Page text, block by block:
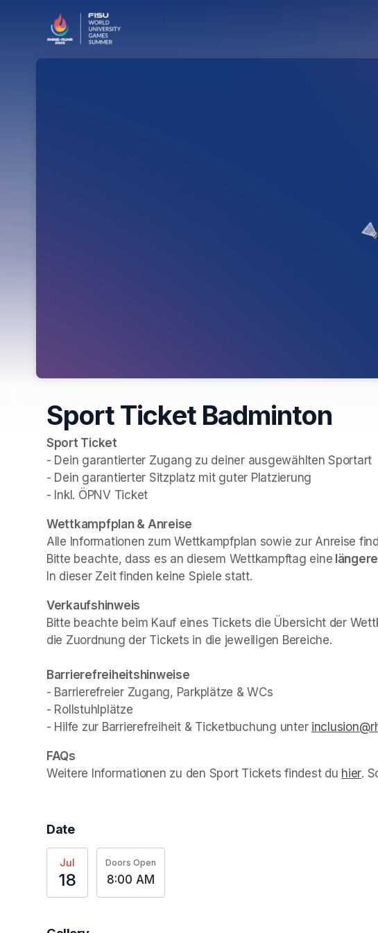
Sport Ticket Badminton
Sport Ticket
- Dein garantierter Zugang zu deiner ausgewählten Sportart
- Dein garantierter Sitzplatz mit guter Platzierung
- Inkl. ÖPNV Ticket
(opens in a new tab)
Wettkampfplan & Anreise
Alle Informationen zum Wettkampfplan sowie zur Anreise
Bitte beachte, dass es an diesem Wettkampftag eine
In dieser Zeit finden keine Spiele statt.
Verkaufshinweis
Bitte beachte beim Kauf eines Tickets die Übersicht der
die Zuordnung der Tickets in die jeweiligen Bereiche.
- Barrierefreier Zugang, Parkplätze & WCs
- Rollstuhlplätze
- Hilfe zur Barrierefreiheit & Ticketbuchung unter
Weitere Informationen zu den Sport Tickets findest du hier.
Date
Jul
18
Doors Open
8:00 AM